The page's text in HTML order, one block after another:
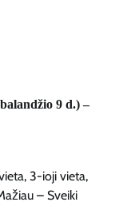
9 d.) –
3-ioji vieta,
– Sveiki